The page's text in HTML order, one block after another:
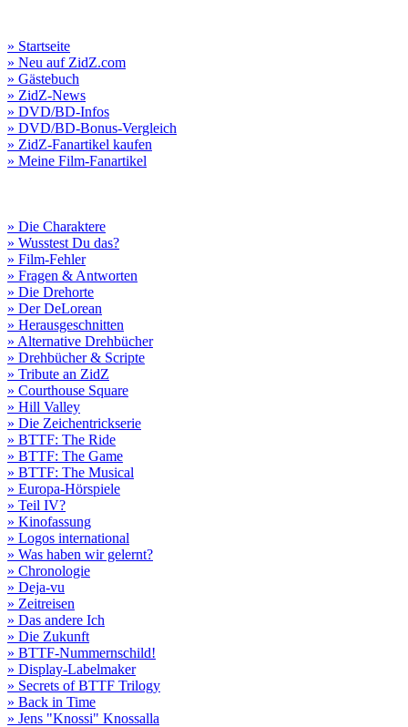
» Startseite
» Neu auf ZidZ.com
» Gästebuch
» ZidZ-News
» DVD/BD-Infos
» DVD/BD-Bonus-Vergleich
» ZidZ-Fanartikel kaufen
» Meine Film-Fanartikel
» Die Charaktere
» Wusstest Du das?
» Film-Fehler
» Fragen & Antworten
» Die Drehorte
» Der DeLorean
» Herausgeschnitten
» Alternative Drehbücher
» Drehbücher & Scripte
» Tribute an ZidZ
» Courthouse Square
» Hill Valley
» Die Zeichentrickserie
» BTTF: The Ride
» BTTF: The Game
» BTTF: The Musical
» Europa-Hörspiele
» Teil IV?
» Kinofassung
» Logos international
» Was haben wir gelernt?
» Chronologie
» Deja-vu
» Zeitreisen
» Das andere Ich
» Die Zukunft
» BTTF-Nummernschild!
» Display-Labelmaker
» Secrets of BTTF Trilogy
» Back in Time
» Jens "Knossi" Knossalla